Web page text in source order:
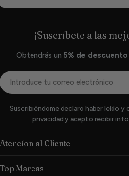
¡Suscríbete a las
Obtendrás un 5% de descuento
Correo
electrónico
Suscribiéndome declaro haber leído y
privacidad y acepto recibir
Atencíon al Cliente
Top Marcas